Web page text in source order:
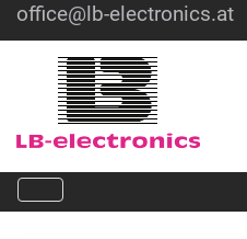
office@lb-electronics.at